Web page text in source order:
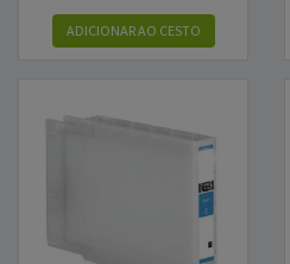
ADICIONARAO CESTO